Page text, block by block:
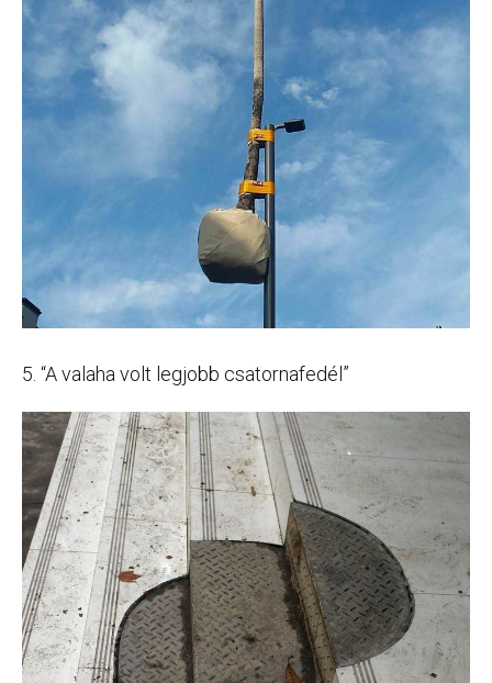
5. “A valaha volt legjobb csatornafedél”